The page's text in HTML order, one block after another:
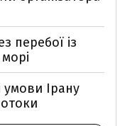
перебої із
умови Ірану